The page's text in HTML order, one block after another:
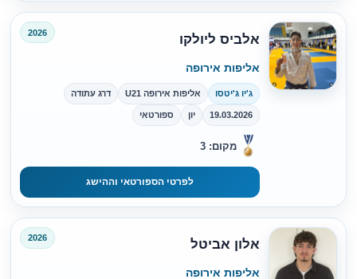
אלביס ליולקו 2026
אליפות אירופה
ג'יו ג'יטסו אליפות אירופה U21 דרג עתודה
19.03.2026 יון ספורטאי
מקום: 3
לפרטי הספורטאי וההישג
אלון אביטל 2026
אליפות אירופה